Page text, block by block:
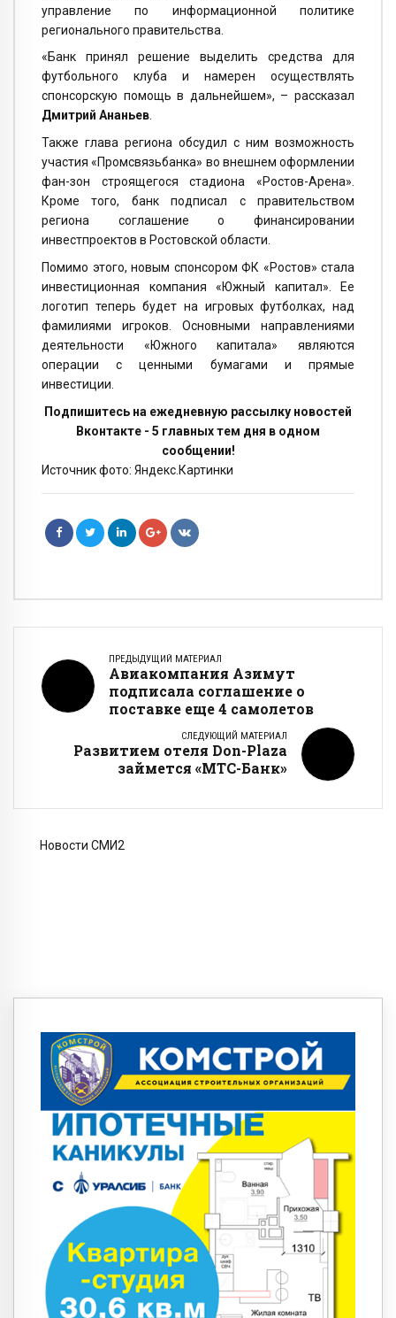
управление по информационной политике
регионального правительства.
«Банк принял решение выделить средства для
футбольного клуба и намерен осуществлять
спонсорскую помощь в дальнейшем», – рассказал
Дмитрий Ананьев.
Также глава региона обсудил с ним возможность
участия «Промсвязьбанка» во внешнем оформлении
фан-зон строящегося стадиона «Ростов-Арена».
Кроме того, банк подписал с правительством
региона соглашение о финансировании
инвестпроектов в Ростовской области.
Помимо этого, новым спонсором ФК «Ростов» стала
инвестиционная компания «Южный капитал». Ее
логотип теперь будет на игровых футболках, над
фамилиями игроков. Основными направлениями
деятельности «Южного капитала» являются
операции с ценными бумагами и прямые
инвестиции.
Подпишитесь на ежедневную рассылку новостей
Вконтакте - 5 главных тем дня в одном
сообщении!
Источник фото: Яндекс.Картинки
ПРЕДЫДУЩИЙ МАТЕРИАЛ
Авиакомпания Азимут
подписала соглашение о
поставке еще 4 самолетов
СЛЕДУЮЩИЙ МАТЕРИАЛ
Развитием отеля Don-Plaza
займется «МТС-Банк»
Новости СМИ2